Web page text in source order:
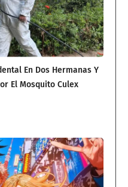
En Dos Hermanas Y
El Mosquito Culex